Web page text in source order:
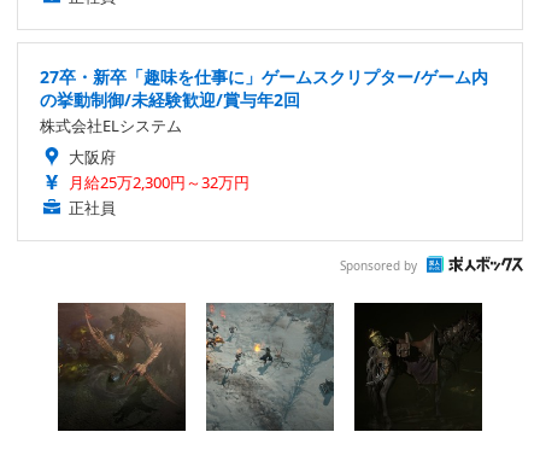
27卒・新卒「趣味を仕事に」ゲームスクリプター/ゲーム内
の挙動制御/未経験歓迎/賞与年2回
株式会社ELシステム
大阪府
月給25万2,300円～32万円
正社員
Sponsored by